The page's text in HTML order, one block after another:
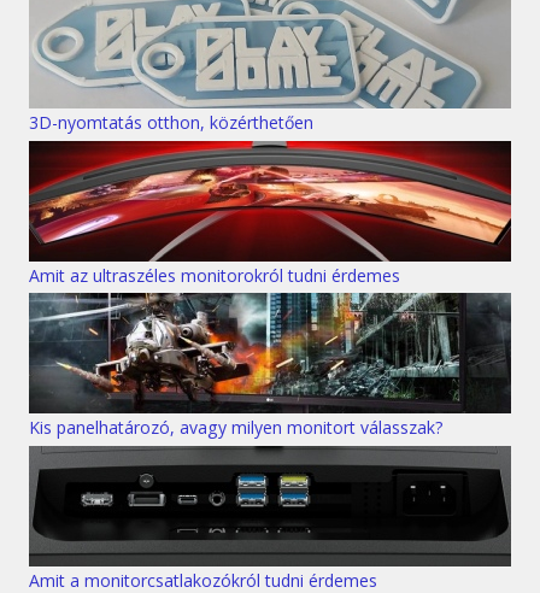
3D-nyomtatás otthon, közérthetően
Amit az ultraszéles monitorokról tudni érdemes
Kis panelhatározó, avagy milyen monitort válasszak?
Amit a monitorcsatlakozókról tudni érdemes